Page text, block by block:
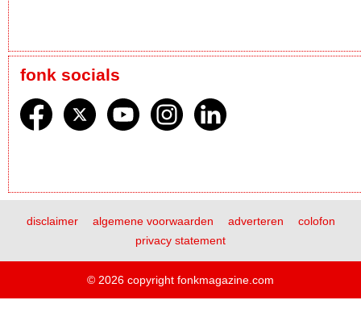
fonk socials
disclaimer algemene voorwaarden adverteren
colofon
privacy statement
© 2026 copyright fonkmagazine.com